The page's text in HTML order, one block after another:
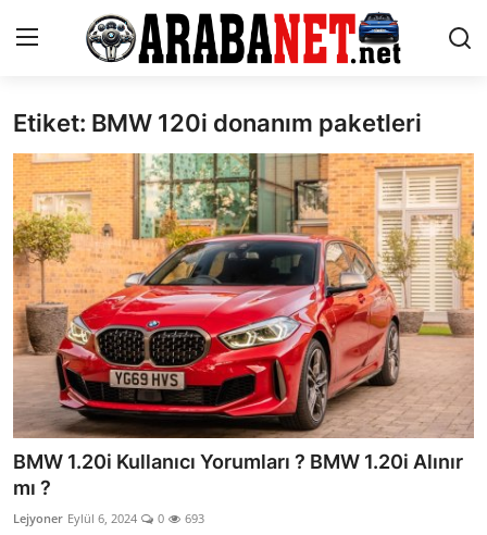
Giriş yapmak Kayıt olmak
Anasayfa
İletişim
Araba Markaları
Paketler
Karşılaştırmalar
Kronik Sorunlar
Bakım & Arıza Çözümleri
İkinci El & Ekspertiz
Etiket: BMW 120i donanım paketleri
BMW 1.20i Kullanıcı Yorumları ? BMW 1.20i Alınır
mı ?
Lejyoner Eylül 6, 2024 0 693